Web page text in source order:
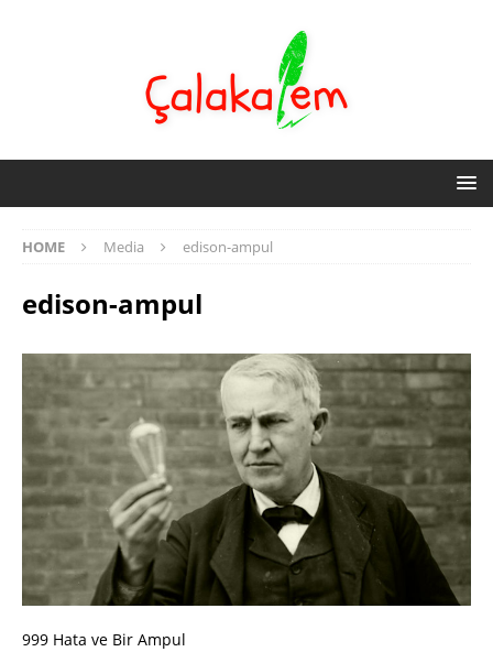
HOME Media edison-ampul
edison-ampul
999 Hata ve Bir Ampul